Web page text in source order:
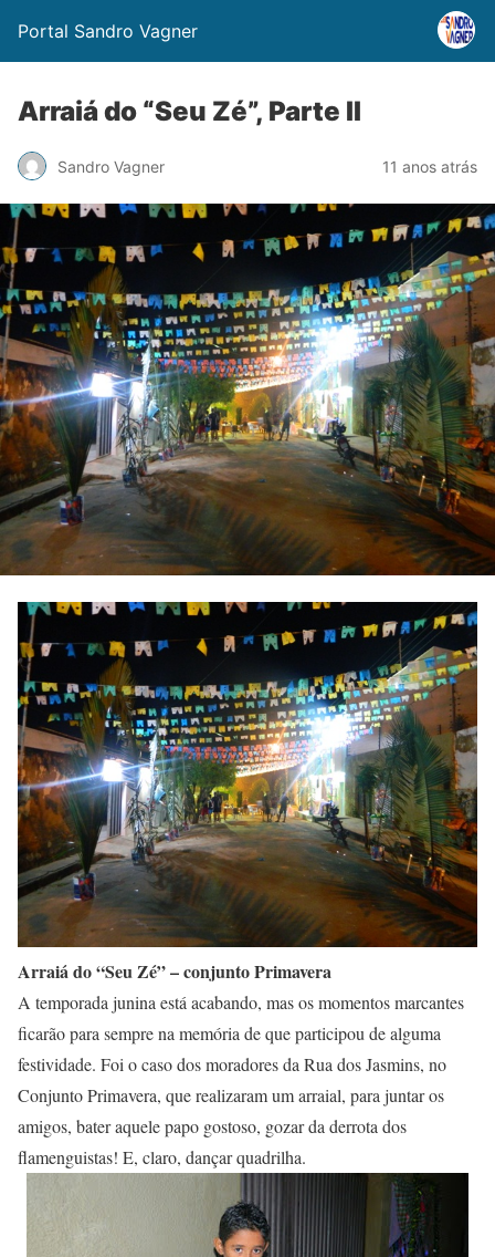
Portal Sandro Vagner
Arraiá do “Seu Zé”, Parte II
Sandro Vagner 11 anos atrás
Arraiá do “Seu Zé” – conjunto Primavera
A temporada junina está acabando, mas os momentos marcantes
ficarão para sempre na memória de que participou de alguma
festividade. Foi o caso dos moradores da Rua dos Jasmins, no
Conjunto Primavera, que realizaram um arraial, para juntar os
amigos, bater aquele papo gostoso, gozar da derrota dos
flamenguistas! E, claro, dançar quadrilha.